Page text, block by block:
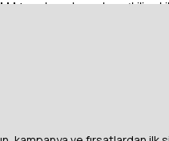
çalışan kazanları etkili